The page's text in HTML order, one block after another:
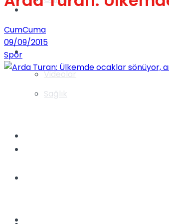
Videolar
Gündem
Sağlık
CumCuma
09/09/2015
Spor